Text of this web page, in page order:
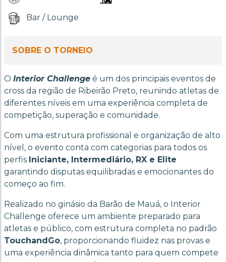
Bar / Lounge
SOBRE O TORNEIO
O Interior Challenge é um dos principais eventos de
cross da região de Ribeirão Preto, reunindo atletas de
diferentes níveis em uma experiência completa de
competição, superação e comunidade.
Com uma estrutura profissional e organização de alto
nível, o evento conta com categorias para todos os
perfis Iniciante, Intermediário, RX e Elite
garantindo disputas equilibradas e emocionantes do
começo ao fim.
Realizado no ginásio da Barão de Mauá, o Interior
Challenge oferece um ambiente preparado para
atletas e público, com estrutura completa no padrão
TouchandGo, proporcionando fluidez nas provas e
uma experiência dinâmica tanto para quem compete